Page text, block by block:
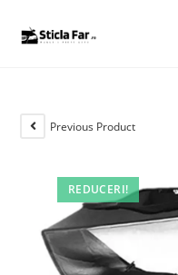
REDUCERI!
Previous Product